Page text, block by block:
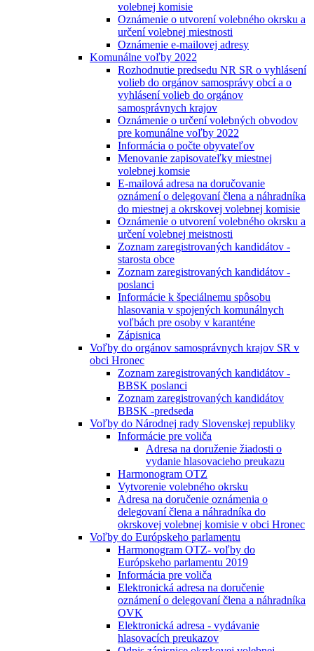
volebnej komisie
Oznámenie o utvorení volebného okrsku a
určení volebnej miestnosti
Oznámenie e-mailovej adresy
Komunálne voľby 2022
Rozhodnutie predsedu NR SR o vyhlásení
volieb do orgánov samosprávy obcí a o
vyhlásení volieb do orgánov
samosprávnych krajov
Oznámenie o určení volebných obvodov
pre komunálne voľby 2022
Informácia o počte obyvateľov
Menovanie zapisovateľky miestnej
volebnej komsie
E-mailová adresa na doručovanie
oznámení o delegovaní člena a náhradníka
do miestnej a okrskovej volebnej komisie
Oznámenie o utvorení volebného okrsku a
určení volebnej meistnosti
Zoznam zaregistrovaných kandidátov -
starosta obce
Zoznam zaregistrovaných kandidátov -
poslanci
Informácie k špeciálnemu spôsobu
hlasovania v spojených komunálnych
voľbách pre osoby v karanténe
Zápisnica
Voľby do orgánov samosprávnych krajov SR v
obci Hronec
Zoznam zaregistrovaných kandidátov -
BBSK poslanci
Zoznam zaregistrovaných kandidátov
BBSK -predseda
Voľby do Národnej rady Slovenskej republiky
Informácie pre voliča
Adresa na doruženie žiadosti o
vydanie hlasovacieho preukazu
Harmonogram OTZ
Vytvorenie volebného okrsku
Adresa na doručenie oznámenia o
delegovaní člena a náhradníka do
okrskovej volebnej komisie v obci Hronec
Voľby do Európskeho parlamentu
Harmonogram OTZ- voľby do
Európskeho parlamentu 2019
Informácia pre voliča
Elektronická adresa na doručenie
oznámení o delegovaní člena a náhradníka
OVK
Elektronická adresa - vydávanie
hlasovacích preukazov